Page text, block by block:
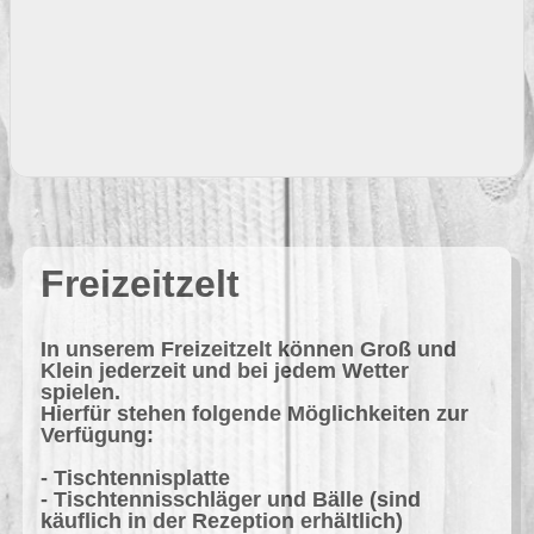
Freizeitzelt
In unserem Freizeitzelt können Groß und
Klein jederzeit und bei jedem Wetter
spielen.
Hierfür stehen folgende Möglichkeiten zur
Verfügung:
- Tischtennisplatte
- Tischtennisschläger und Bälle (sind
käuflich in der Rezeption erhältlich)